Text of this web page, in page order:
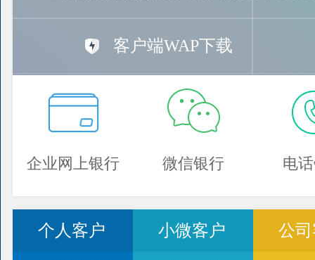
客户端WAP下载
企业网上银行 微信银行 电
个人客户 小微客户 公